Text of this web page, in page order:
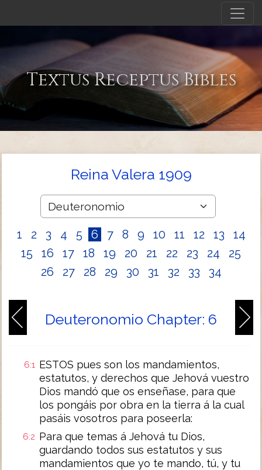
Textus Receptus Bibles
Reina Valera 1909
1 2 3 4 5 6 7 8 9 10 11 12 13
14
15
16 17 18 19 20 21 22 23 24
25
26
27 28 29 30 31 32 33 34
Deuteronomio Chapter: 6
6:1 ESTOS pues son los mandamientos,
estatutos, y derechos que Jehová vuestro
Dios mandó que os enseñase, para que
los pongáis por obra en la tierra á la cual
pasáis vosotros para poseerla:
6:2 Para que temas á Jehová tu Dios,
guardando todos sus estatutos y sus
mandamientos que yo te mando, tú, y tu